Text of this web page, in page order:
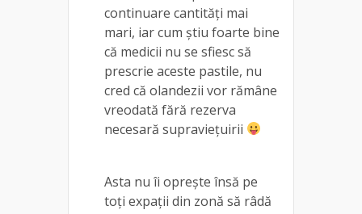
continuare cantități mai
mari, iar cum știu foarte bine
că medicii nu se sfiesc să
prescrie aceste pastile, nu
cred că olandezii vor rămâne
vreodată fără rezerva
necesară supraviețuirii
Asta nu îi oprește însă pe
toți expații din zonă să râdă